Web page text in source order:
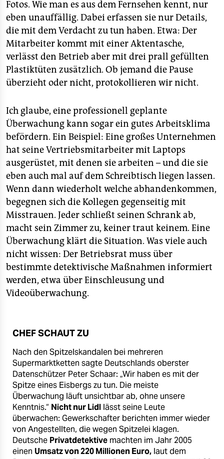
Fotos. Wie man es aus dem Fernsehen kennt, nur
eben unauffällig. Dabei erfassen sie nur Details,
die mit dem Verdacht zu tun haben. Etwa: Der
Mitarbeiter kommt mit einer Aktentasche,
verlässt den Betrieb aber mit drei prall gefüllten
Plastiktüten zusätzlich. Ob jemand die Pause
überzieht oder nicht, protokollieren wir nicht.
Ich glaube, eine professionell geplante
Überwachung kann sogar ein gutes Arbeitsklima
befördern. Ein Beispiel: Eine großes Unternehmen
hat seine Vertriebsmitarbeiter mit Laptops
ausgerüstet, mit denen sie arbeiten – und die sie
eben auch mal auf dem Schreibtisch liegen lassen.
Wenn dann wiederholt welche abhandenkommen,
begegnen sich die Kollegen gegenseitig mit
Misstrauen. Jeder schließt seinen Schrank ab,
macht sein Zimmer zu, keiner traut keinem. Eine
Überwachung klärt die Situation. Was viele auch
nicht wissen: Der Betriebsrat muss über
bestimmte detektivische Maßnahmen informiert
werden, etwa über Einschleusung und
Videoüberwachung.
CHEF SCHAUT ZU
Nach den Spitzelskandalen bei mehreren
Supermarktketten sagte Deutschlands oberster
Datenschützer Peter Schaar: „Wir haben es mit der
Spitze eines Eisbergs zu tun. Die meiste
Überwachung läuft unsichtbar ab, ohne unsere
Kenntnis.“ Nicht nur Lidl lässt seine Leute
überwachen: Gewerkschafter berichten immer wieder
von Angestellten, die wegen Spitzelei klagen.
Deutsche Privatdetektive machten im Jahr 2005
einen Umsatz von 220 Millionen Euro, laut dem